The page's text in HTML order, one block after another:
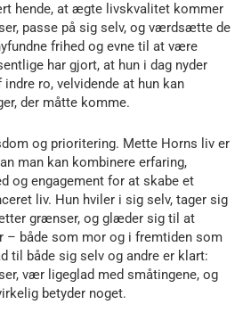
hende, at ægte livskvalitet kommer
passe på sig selv, og værdsætte de
frihed og evne til at være
har gjort, at hun i dag nyder
ro, velvidende at hun kan
der måtte komme.
og prioritering. Mette Horns liv er
man kan kombinere erfaring,
og engagement for at skabe et
liv. Hun hviler i sig selv, tager sig
grænser, og glæder sig til at
– både som mor og i fremtiden som
til både sig selv og andre er klart:
vær ligeglad med småtingene, og
betyder noget.